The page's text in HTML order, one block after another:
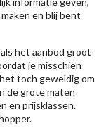
en blij bent
het aanbod groot
je misschien
toch geweldig om
de grote maten
en prijsklassen.